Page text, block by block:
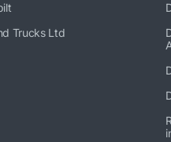
Trucks Ltd